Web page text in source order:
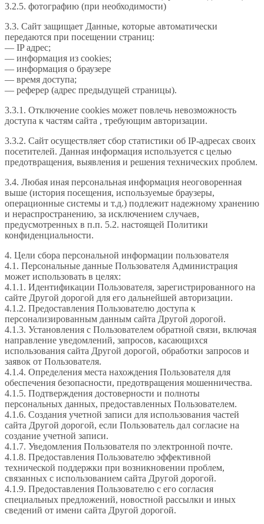
3.2.5. фотографию (при необходимости)
3.3. Сайт защищает Данные, которые автоматически
передаются при посещении страниц:
— IP адрес;
— информация из cookies;
— информация о браузере
— время доступа;
— реферер (адрес предыдущей страницы).
3.3.1. Отключение cookies может повлечь невозможность
доступа к частям сайта , требующим авторизации.
3.3.2. Сайт осуществляет сбор статистики об IP-адресах своих
посетителей. Данная информация используется с целью
предотвращения, выявления и решения технических проблем.
3.4. Любая иная персональная информация неоговоренная
выше (история посещения, используемые браузеры,
операционные системы и т.д.) подлежит надежному хранению
и нераспространению, за исключением случаев,
предусмотренных в п.п. 5.2. настоящей Политики
конфиденциальности.
4. Цели сбора персональной информации пользователя
4.1. Персональные данные Пользователя Администрация
может использовать в целях:
4.1.1. Идентификации Пользователя, зарегистрированного на
сайте Другой дорогой для его дальнейшей авторизации.
4.1.2. Предоставления Пользователю доступа к
персонализированным данным сайта Другой дорогой.
4.1.3. Установления с Пользователем обратной связи, включая
направление уведомлений, запросов, касающихся
использования сайта Другой дорогой, обработки запросов и
заявок от Пользователя.
4.1.4. Определения места нахождения Пользователя для
обеспечения безопасности, предотвращения мошенничества.
4.1.5. Подтверждения достоверности и полноты
персональных данных, предоставленных Пользователем.
4.1.6. Создания учетной записи для использования частей
сайта Другой дорогой, если Пользователь дал согласие на
создание учетной записи.
4.1.7. Уведомления Пользователя по электронной почте.
4.1.8. Предоставления Пользователю эффективной
технической поддержки при возникновении проблем,
связанных с использованием сайта Другой дорогой.
4.1.9. Предоставления Пользователю с его согласия
специальных предложений, новостной рассылки и иных
сведений от имени сайта Другой дорогой.